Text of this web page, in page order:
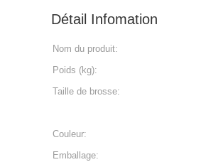
Détail Infomation
Nom du produit:
Poids (kg):
Taille de brosse:
Couleur:
Emballage: